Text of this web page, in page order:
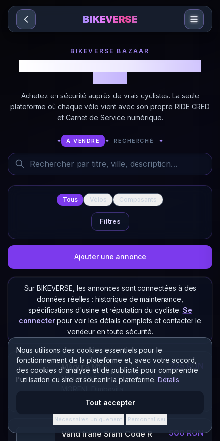
Sari la conținut
Nous utilisons des cookies essentiels pour le
fonctionnement de la plateforme et, avec votre accord,
des cookies d'analyse et de publicité pour comprendre
l'utilisation du site et soutenir la plateforme. Détails
Tout accepter
Nécessaires uniquement · Personnaliser
BIKEVERSE
BIKEVERSE BAZAAR
Achetez en sécurité auprès de vrais cyclistes. La seule
plateforme où chaque vélo vient avec son propre RIDE CRED
et Carnet de Service numérique.
✦ À VENDRE ✦ RECHERCHÉ ✦
Rechercher des annonces
Tous Vélos Composants
Filtres
Ajouter une annonce
Sur BIKEVERSE, les annonces sont connectées à des
données réelles : historique de maintenance,
spécifications d'usine et réputation du cycliste. Se
connecter pour voir les détails complets et contacter le
vendeur en toute sécurité.
Măgura Mt 5
Măgura Mt 5
MORENI, Dimbovita ·
Composant
225 RON
Vând frâne Sram Code R 500 RON